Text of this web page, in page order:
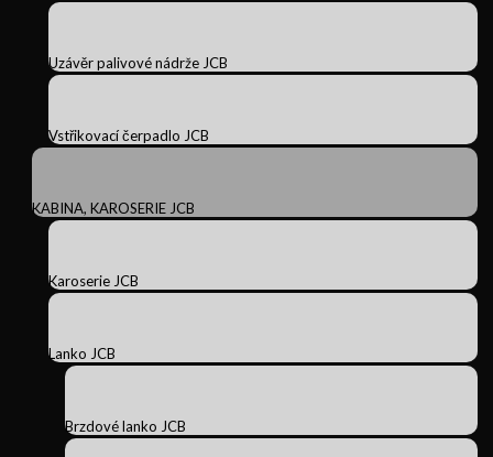
Uzávěr palivové nádrže JCB
Vstřikovací čerpadlo JCB
KABINA, KAROSERIE JCB
Karoserie JCB
Lanko JCB
Brzdové lanko JCB